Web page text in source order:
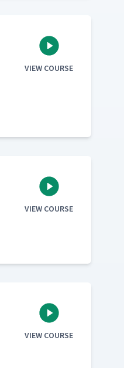
VIEW COURSE
VIEW COURSE
VIEW COURSE